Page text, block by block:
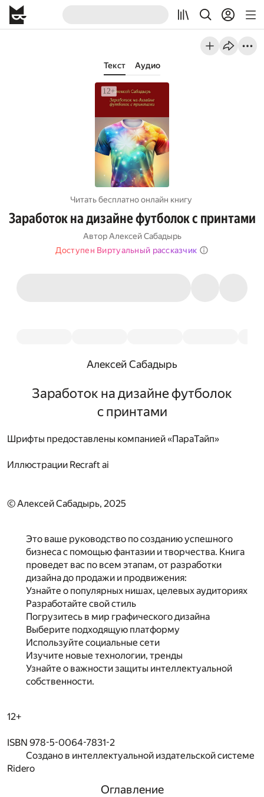
Текст Аудио
Читать бесплатно онлайн книгу
Заработок на дизайне футболок с принтами
Автор Алексей Сабадырь
Доступен Виртуальный рассказчик
Алексей Сабадырь
Заработок на дизайне футболок
с принтами
Шрифты предоставлены компанией «ПараТайп»
Иллюстрации Recraft ai
© Алексей Сабадырь, 2025
Это ваше руководство по созданию успешного
бизнеса с помощью фантазии и творчества. Книга
проведет вас по всем этапам, от разработки
дизайна до продажи и продвижения:
Узнайте о популярных нишах, целевых аудиториях
Разработайте свой стиль
Погрузитесь в мир графического дизайна
Выберите подходящую платформу
Используйте социальные сети
Изучите новые технологии, тренды
Узнайте о важности защиты интеллектуальной
собственности.
12+
ISBN 978-5-0064-7831-2
Создано в интеллектуальной издательской системе
Ridero
Оглавление